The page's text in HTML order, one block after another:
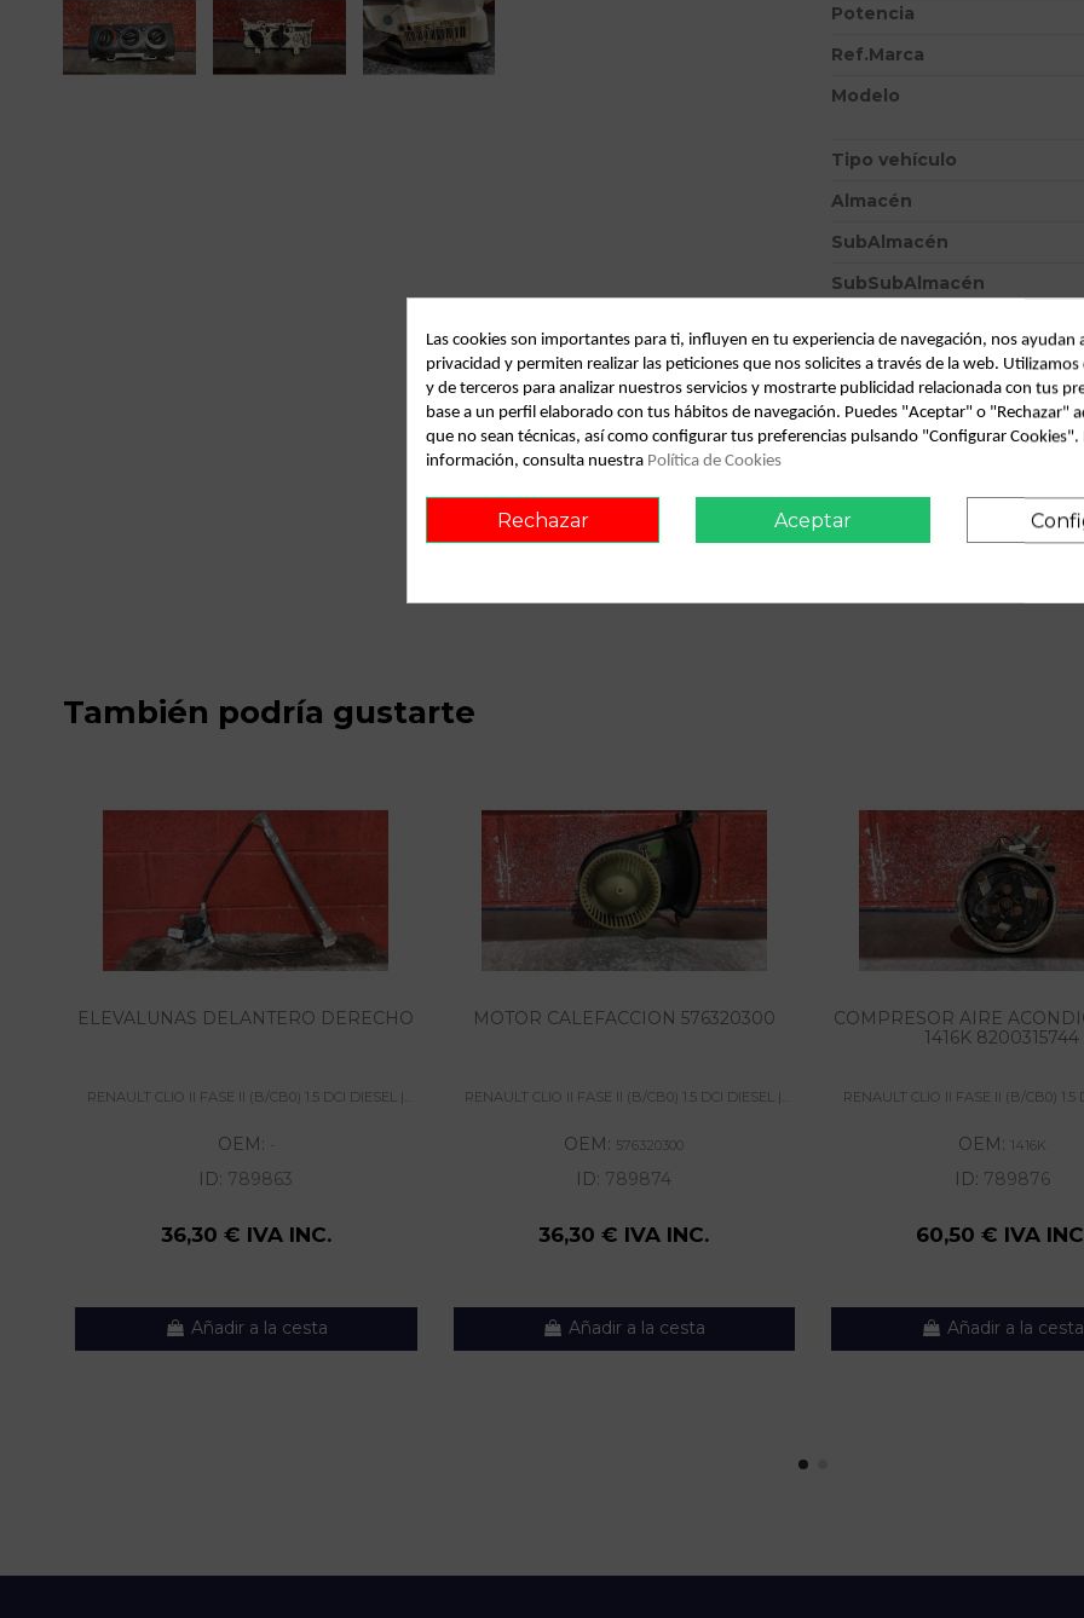
Potencia
Ref.Marca
Modelo
Tipo vehículo
Almacén
SubAlmacén
SubSubAlmacén
ID: 789875
Fecha disponible: 2022-04-05
Descripción
Recambio de mando
dci diesel | 0.01 - ... 1.5 dci
También podría gustarte
ELEVALUNAS DELANTERO DERECHO
RENAULT CLIO II FASE II (B/CB0) 1.5 DCI DIESEL |...
OEM: -
ID: 789863
36,30 € IVA INC.
Añadir a la cesta
MOTOR CALEFACCION 576320300
RENAULT CLIO II FASE II (B/CB0) 1.5 DCI DIESEL |...
OEM: 576320300
ID: 789874
36,30 € IVA INC.
Añadir a la cesta
COMPRESOR AIRE
1416K 8200315744
RENAULT CLIO II FASE II (B/CB0) 1.5
OEM: 1416K
ID: 789876
60,50 € IVA
Añadir a la cesta
Las cookies son importantes para ti, influyen en tu experiencia de navegación, nos ayudan
privacidad y permiten realizar las peticiones que nos solicites a través de la web.
y de terceros para analizar nuestros servicios y mostrarte publicidad relacionada con tus
base a un perfil elaborado con tus hábitos de navegación. Puedes "Aceptar" o "Rechazar"
que no sean técnicas, así como configurar tus preferencias pulsando "Configurar Cookies".
información, consulta nuestra Política de Cookies
Rechazar Aceptar